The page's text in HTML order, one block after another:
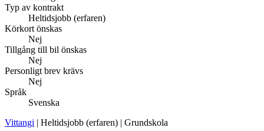
Typ av kontrakt
Heltidsjobb (erfaren)
Körkort önskas
Nej
Tillgång till bil önskas
Nej
Personligt brev krävs
Nej
Språk
Svenska
Vittangi | Heltidsjobb (erfaren) | Grundskola